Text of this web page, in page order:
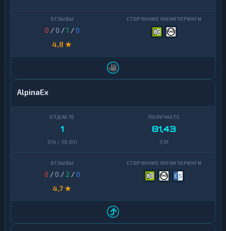
0 / 0 /1 /0
4,8 ★
AlpinaEx
1
614 / 36 841
81,43
3 M
0 / 0 / 2 /0
4,7 ★